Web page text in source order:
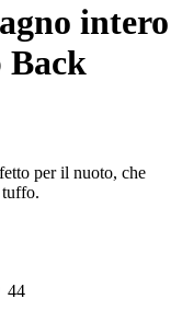
intero
Back
per il nuoto, che
tuffo.
44